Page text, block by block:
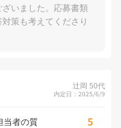
いました。応募書類
策も考えてくださり
辻岡 50代
内定日：2025/6/9
当者の質 5